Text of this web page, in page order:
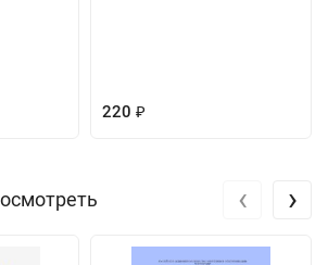
220 ₽
‹ ›